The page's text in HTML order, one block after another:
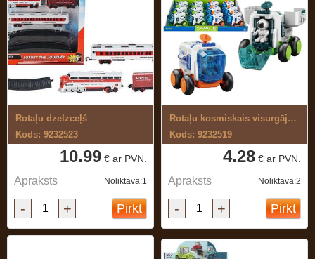
Rotaļu dzelzceļš
Kods: 9232523
10.99 € ar PVN.
Apraksts Noliktavā:1
- + Pirkt
Rotaļu kosmiskais visurgājējs
Kods: 9232519
4.28 € ar PVN.
Apraksts Noliktavā:2
- + Pirkt